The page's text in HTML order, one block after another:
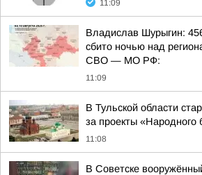
11:09
Владислав Шурыгин:
сбито ночью над
СВО — МО РФ:
11:09
В Тульской области
за проекты
11:08
В Советске